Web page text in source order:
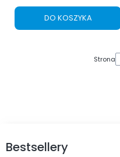
DO KOSZYKA
Strona
Bestsellery